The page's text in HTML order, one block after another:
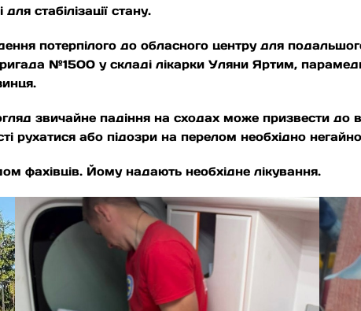
стабілізації стану.
потерпілого до обласного центру для
№1500 у складі лікарки Уляни Яртим,
звичайне падіння на сходах може призвести до
рухатися або підозри на перелом необхідно
фахівців. Йому надають необхідне лікування.